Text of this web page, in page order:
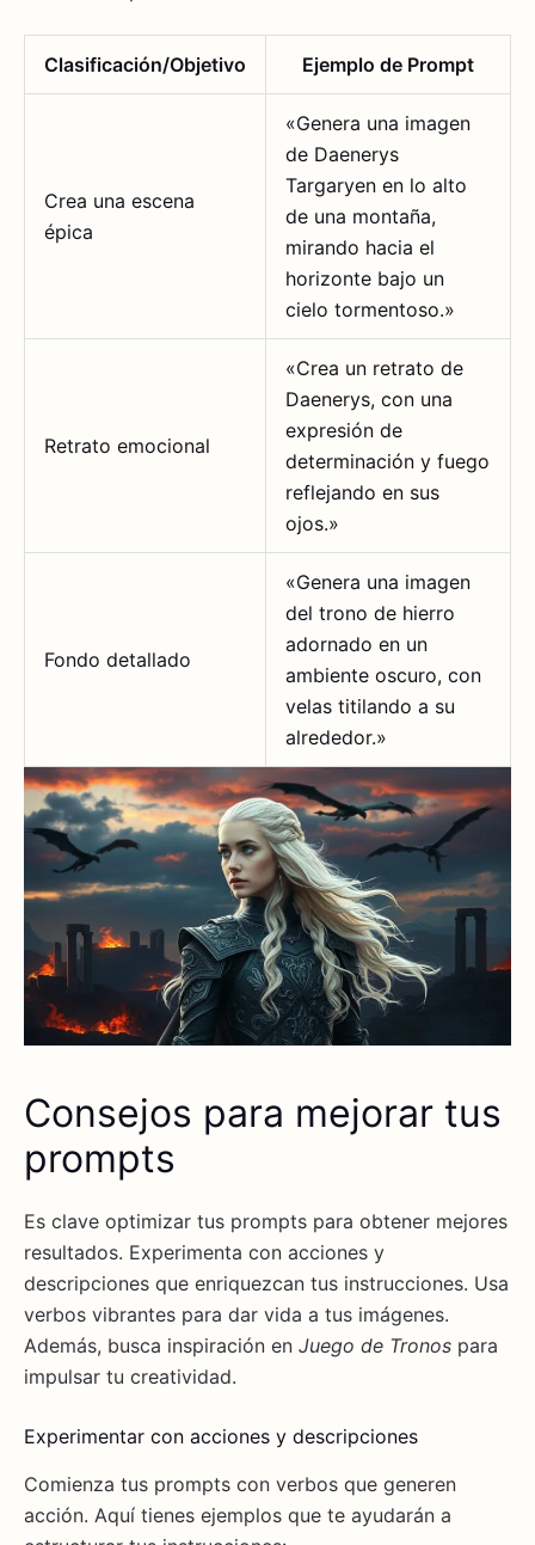
Clasificación/Objetivo Ejemplo de Prompt
Crea una escena
épica
«Genera una imagen
de Daenerys
Targaryen en lo alto
de una montaña,
mirando hacia el
horizonte bajo un
cielo tormentoso.»
Retrato emocional
«Crea un retrato de
Daenerys, con una
expresión de
determinación y fuego
reflejando en sus
ojos.»
Fondo detallado
«Genera una imagen
del trono de hierro
adornado en un
ambiente oscuro, con
velas titilando a su
alrededor.»
Consejos para mejorar tus
prompts
Es clave optimizar tus prompts para obtener mejores
resultados. Experimenta con acciones y
descripciones que enriquezcan tus instrucciones. Usa
verbos vibrantes para dar vida a tus imágenes.
Además, busca inspiración en Juego de Tronos para
impulsar tu creatividad.
Experimentar con acciones y descripciones
Comienza tus prompts con verbos que generen
acción. Aquí tienes ejemplos que te ayudarán a